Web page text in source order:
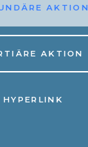
AKTION
AKTION
HYPERLINK